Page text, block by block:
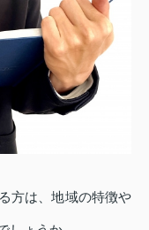
方は、地域の特徴や